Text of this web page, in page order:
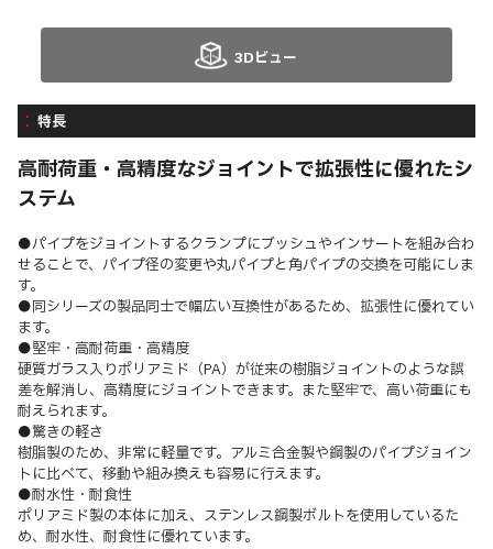
3Dビュー
特長
高耐荷重・高精度なジョイントで拡張性に優れたシ
ステム
●パイプをジョイントするクランプにブッシュやインサートを組み合わ
せることで、パイプ径の変更や丸パイプと角パイプの交換を可能にしま
す。
●同シリーズの製品同士で幅広い互換性があるため、拡張性に優れてい
ます。
●堅牢・高耐荷重・高精度
硬質ガラス入りポリアミド（PA）が従来の樹脂ジョイントのような誤
差を解消し、高精度にジョイントできます。また堅牢で、高い荷重にも
耐えられます。
●驚きの軽さ
樹脂製のため、非常に軽量です。アルミ合金製や鋼製のパイプジョイン
トに比べて、移動や組み換えも容易に行えます。
●耐水性・耐食性
ポリアミド製の本体に加え、ステンレス鋼製ボルトを使用しているた
め、耐水性、耐食性に優れています。